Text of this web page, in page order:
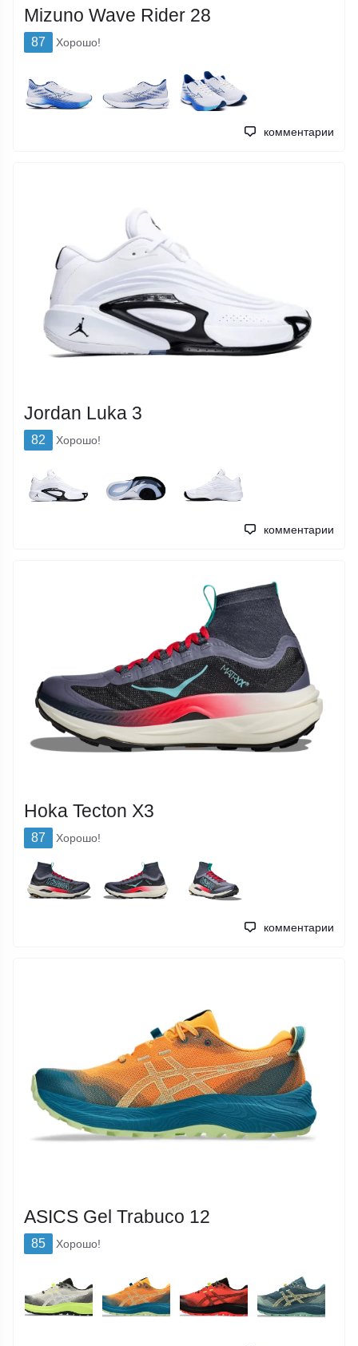
Mizuno Wave Rider 28
87 Хорошо!
комментарии
Jordan Luka 3
82 Хорошо!
комментарии
Hoka Tecton X3
87 Хорошо!
комментарии
ASICS Gel Trabuco 12
85 Хорошо!